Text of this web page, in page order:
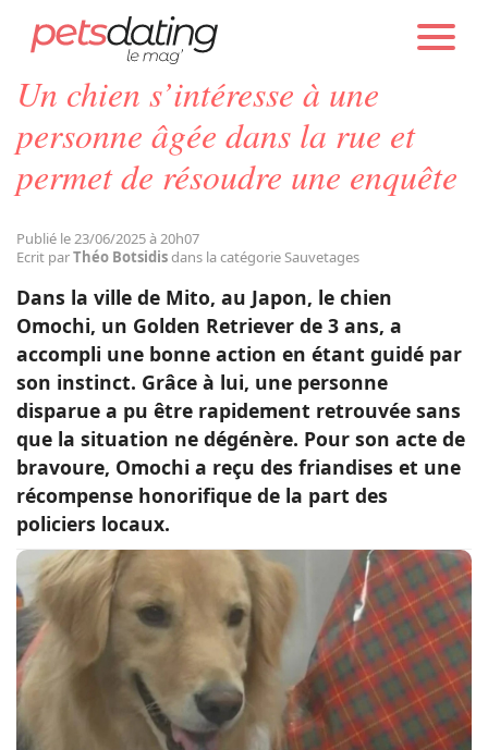
Chien
Chat
Faits Divers
Emotion
Tops
Sauvetages
PETS DATING ACTUALITÉS SAUVETAGES
Un chien s’intéresse à une
personne âgée dans la rue et
permet de résoudre une enquête
Publié le 23/06/2025 à 20h07
Ecrit parThéo Botsidisdans la catégorie Sauvetages
Dans la ville de Mito, au Japon, le chien
Omochi, un Golden Retriever de 3 ans, a
accompli une bonne action en étant guidé par
son instinct. Grâce à lui, une personne
disparue a pu être rapidement retrouvée sans
que la situation ne dégénère. Pour son acte de
bravoure, Omochi a reçu des friandises et une
récompense honorifique de la part des
policiers locaux.